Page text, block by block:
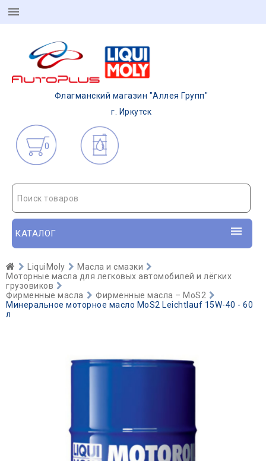
Флагманский магазин "Аллея Групп"
г. Иркутск
0
Поиск товаров
КАТАЛОГ
LiquiMoly
Масла и смазки
Моторные масла для легковых автомобилей и лёгких
грузовиков
Фирменные масла
Фирменные масла – MoS2
Минеральное моторное масло MoS2 Leichtlauf 15W-40 - 60
л